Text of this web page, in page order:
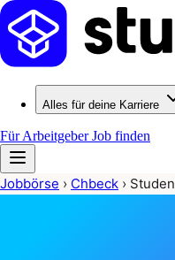
Alles für deine Karriere
Für ArbeitgeberJob finden
Jobbörse › Chbeck ›